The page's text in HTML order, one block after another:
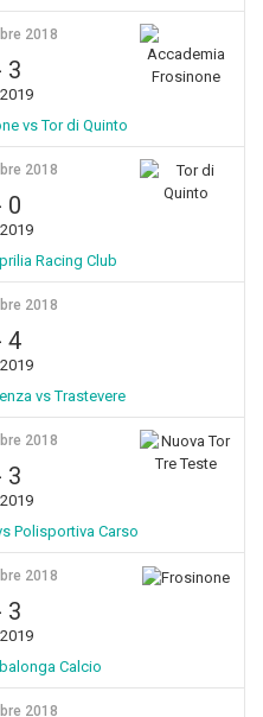
2018
3
vs Tor di Quinto
2018
0
Racing Club
2018
4
vs Trastevere
2018
3
Polisportiva Carso
2018
3
Calcio
2018